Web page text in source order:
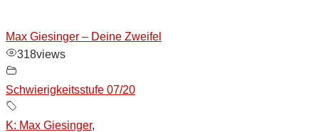
Max Giesinger – Deine Zweifel
318views
Schwierigkeitsstufe 07/20
K: Max Giesinger,